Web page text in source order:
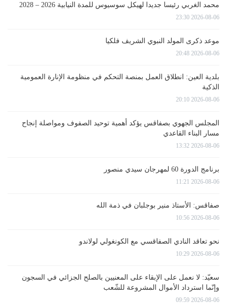
محمد الغربي رئيسا جديدا لهيكل سوسيوس للمدة النيابية 2026 – 2028
2026-08-06 23:30
موعد ذكرى المولد النبوي الشريف فلكيا
2026-08-06 20:48
بلدية العين: انطلاق العمل بمنصة التحكم في منظومة الإنارة العمومية
الذكية
2026-08-06 20:10
المجلس الجهوي بصفاقس يؤكد أهمية توحيد الصفوف ومواصلة إنجاح
مسار البناء القاعدي
2026-08-06 13:32
برنامج الدورة 60 لمهرجان سيدي منصور
2026-08-06 11:21
صفاقس: الأستاذ منير بوجلبان في ذمة الله
2026-08-06 10:56
نحو تعاقد النادي الصفاقسي مع الكونغولي لولاندو
2026-08-06 10:29
سعيّد: لا نعمل على الإبقاء على المعنيين بالصلح الجزائي في السجون
وإنّما استرداد الأموال المشروعة للشّعب
2026-08-06 09:59